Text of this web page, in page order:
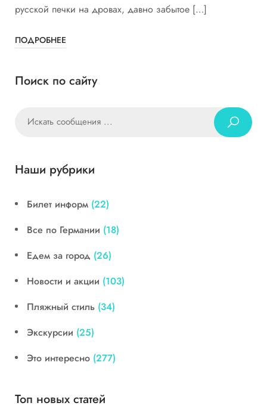
русской печки на дровах, давно забытое […]
ПОДРОБНЕЕ
Поиск по сайту
Наши рубрики
Билет информ (22)
Все по Германии (18)
Едем за город (26)
Новости и акции (103)
Пляжный стиль (34)
Экскурсии (25)
Это интересно (277)
Топ новых статей